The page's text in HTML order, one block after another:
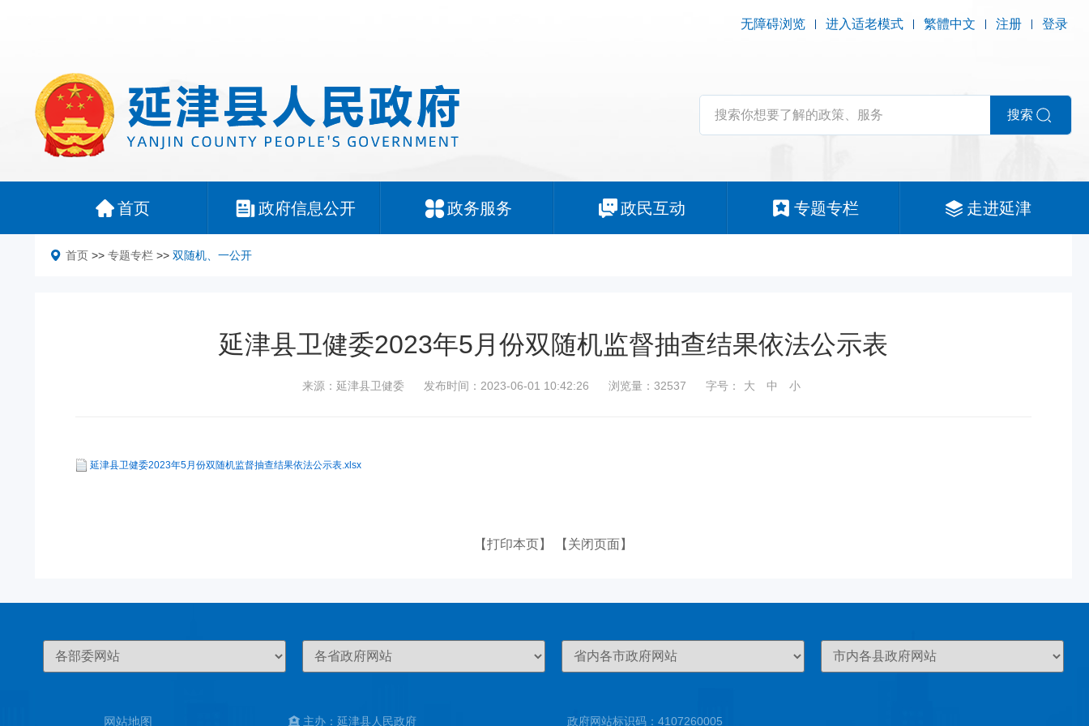
无障碍浏览 进入适老模式 繁體中文 注册 登录
搜索
首页 政府信息公开 政务服务 政民互动 专题专栏 走进延津
首页 >> 专题专栏 >> 双随机、一公开
延津县卫健委2023年5月份双随机监督抽查结果依法公示表
来源：延津县卫健委 发布时间：2023-06-01 10:42:26 浏览量：32537 字号： 大 中 小
延津县卫健委2023年5月份双随机监督抽查结果依法公示表.xlsx
【打印本页】 【关闭页面】
网站地图 主办：延津县人民政府 政府网站标识码：4107260005